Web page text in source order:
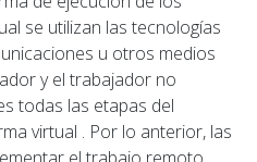
se utilizan las tecnologías
u otros medios
y el trabajador no
todas las etapas del
virtual . Por lo anterior, las